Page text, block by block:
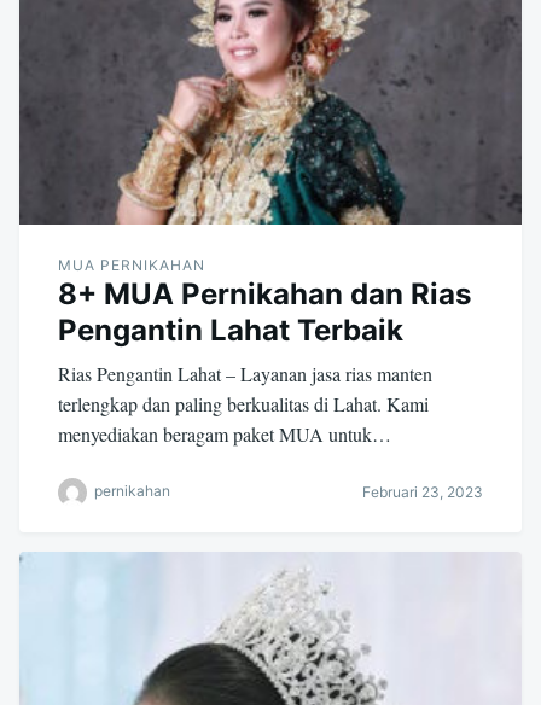
MUA PERNIKAHAN
8+ MUA Pernikahan dan Rias
Pengantin Lahat Terbaik
Rias Pengantin Lahat – Layanan jasa rias manten
terlengkap dan paling berkualitas di Lahat. Kami
menyediakan beragam paket MUA untuk…
pernikahan Februari 23, 2023